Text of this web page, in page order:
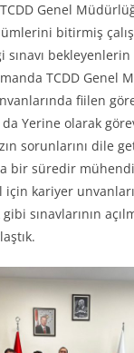
Genel
bitirmiş
bekleyenlerin
TCDD Genel
fiilen
da Yerine olarak
sorunlarını dile
bir süredir
için kariyer
sınavlarının